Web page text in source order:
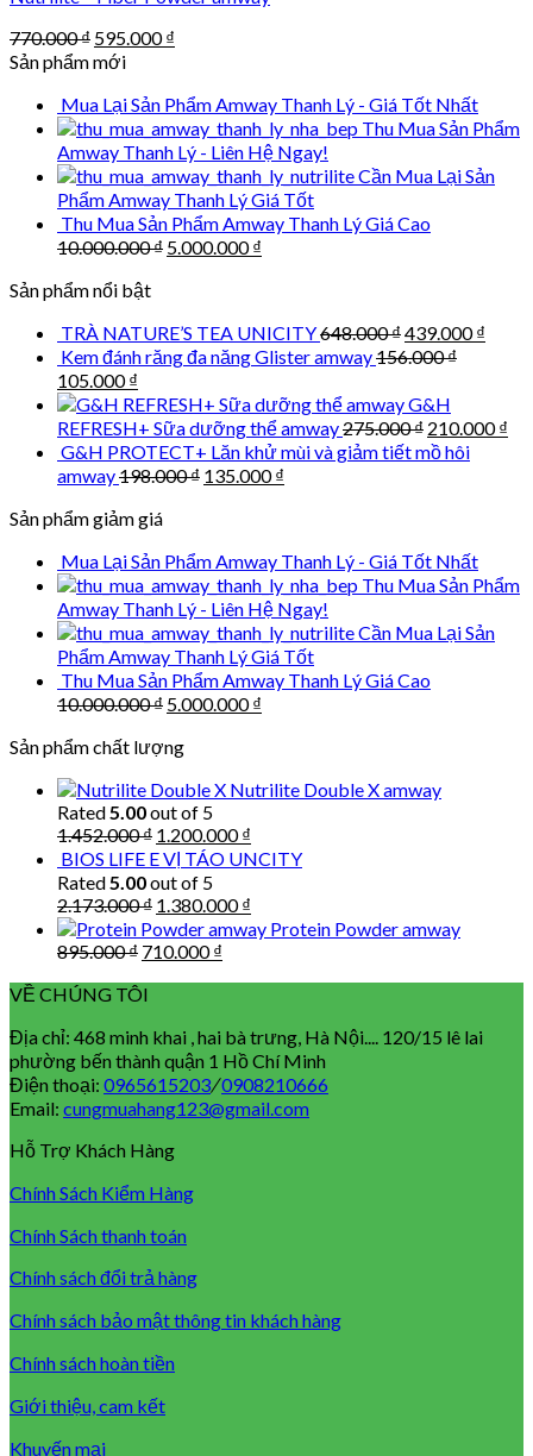
770.000₫ Original
price
770.000 ₫.
595.000₫
595.000 ₫.
Sản phẩm mới
Mua Lại Sản Phẩm Amway Thanh Lý - Giá Tốt Nhất
Thu Mua Sản Phẩm
Amway Thanh Lý - Liên Hệ Ngay!
Cần Mua Lại Sản
Phẩm Amway Thanh Lý Giá Tốt
Thu Mua Sản Phẩm Amway Thanh Lý Giá Cao
10.000.000₫ Original
5.000.000₫
Sản phẩm nổi bật
TRÀ NATURE’S TEA UNICITY648.000₫Original
price
648.000 ₫.
439.000₫
Kem đánh răng đa năng Glister amway156.000₫
Original
price
was:
156.000 ₫.
105.000₫
price
is:
105.000 ₫.
G&H
REFRESH+ Sữa dưỡng thể amway275.000₫ Original
price
210.000₫
G&H PROTECT+ Lăn khử mùi và giảm tiết mồ hôi
amway198.000₫ Original
135.000₫
Sản phẩm giảm giá
Mua Lại Sản Phẩm Amway Thanh Lý - Giá Tốt Nhất
Thu Mua Sản Phẩm
Amway Thanh Lý - Liên Hệ Ngay!
Cần Mua Lại Sản
Phẩm Amway Thanh Lý Giá Tốt
Thu Mua Sản Phẩm Amway Thanh Lý Giá Cao
10.000.000₫ Original
was:
5.000.000₫
Sản phẩm chất lượng
Nutrilite Double X amway
Rated5.00out of 5
1.452.000₫ Original
price
was:
1.452.000 ₫.
1.200.000₫
price
BIOS LIFE E VỊ TÁO UNCITY
Rated5.00out of 5
2.173.000₫ Original
price
was:
1.380.000₫
priceProtein Powder amway
895.000₫ Original
was:
710.000₫
VỀ CHÚNG TÔI
Địa chỉ: 468 minh khai , hai bà trưng, Hà Nội.... 120/15 lê lai
phường bến thành quận 1 Hồ Chí Minh
Điện thoại: 0965615203/0908210666
Email: cungmuahang123@gmail.com
Hỗ Trợ Khách Hàng
Chính Sách Kiểm Hàng
Chính Sách thanh toán
Chính sách đổi trả hàng
Chính sách bảo mật thông tin khách hàng
Chính sách hoàn tiền
Giới thiệu, cam kết
Khuyến mại